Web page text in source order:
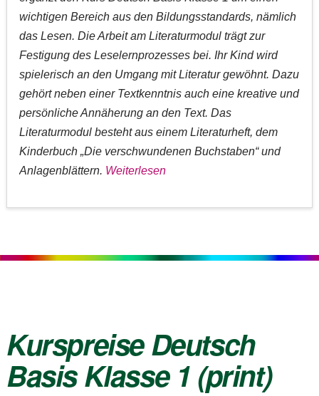
wichtigen Bereich aus den Bildungsstandards, nämlich
das Lesen. Die Arbeit am Literaturmodul trägt zur
Festigung des Leselernprozesses bei. Ihr Kind wird
spielerisch an den Umgang mit Literatur gewöhnt. Dazu
gehört neben einer Textkenntnis auch eine kreative und
persönliche Annäherung an den Text. Das
Literaturmodul besteht aus einem Literaturheft, dem
Kinderbuch „Die verschwundenen Buchstaben“ und
Anlagenblättern. Weiterlesen
Kurspreise Deutsch
Basis Klasse 1 (print)